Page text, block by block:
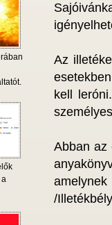
a
Az
kell
Abban az
/